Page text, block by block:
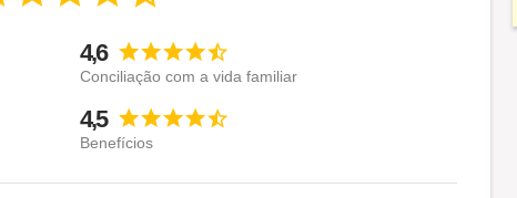
4,6
Conciliação com a vida familiar
4,5
Benefícios